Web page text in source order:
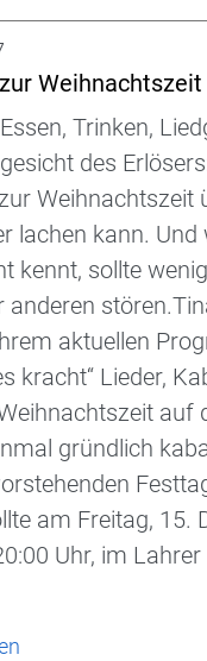
Weihnachtszeit
Trinken,
des
Weihnachtszeit
lachen kann. Und
kennt, sollte
anderen
aktuellen
kracht“ Lieder,
auf
gründlich
am Freitag, 15.
Uhr, im